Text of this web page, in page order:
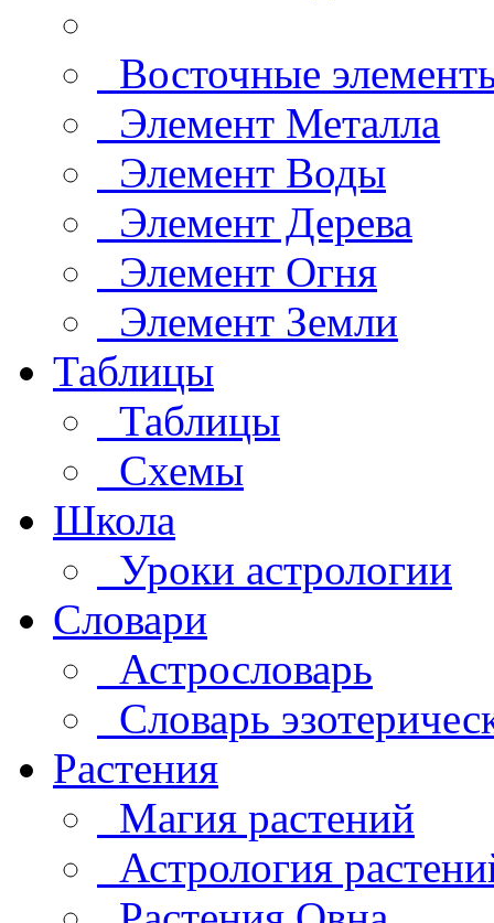
Восточные
Элемент Металла
Элемент Воды
Элемент Дерева
Элемент Огня
Элемент Земли
Таблицы
Таблицы
Схемы
Школа
Уроки астрологии
Словари
Астрословарь
Словарь
Растения
Магия растений
Астрология